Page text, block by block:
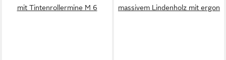
mit Tintenrollermine M 6
massivem Lindenholz mit ergon